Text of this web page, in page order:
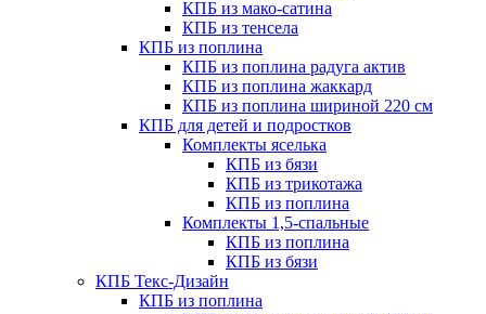
КПБ из мако-сатина
КПБ из тенсела
КПБ из поплина
КПБ из поплина радуга актив
КПБ из поплина жаккард
КПБ из поплина шириной 220 см
КПБ для детей и подростков
Комплекты яселька
КПБ из бязи
КПБ из трикотажа
КПБ из поплина
Комплекты 1,5-спальные
КПБ из поплина
КПБ из бязи
КПБ Текс-Дизайн
КПБ из поплина